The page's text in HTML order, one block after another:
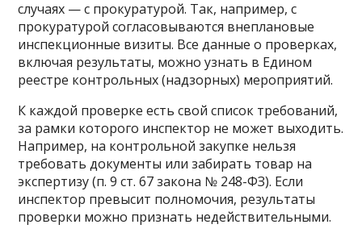
случаях — с прокуратурой. Так, например, с
прокуратурой согласовываются внеплановые
инспекционные визиты. Все данные о проверках,
включая результаты, можно узнать в Едином
реестре контрольных (надзорных) мероприятий.
К каждой проверке есть свой список требований,
за рамки которого инспектор не может выходить.
Например, на контрольной закупке нельзя
требовать документы или забирать товар на
экспертизу (п. 9 ст. 67 закона № 248-ФЗ). Если
инспектор превысит полномочия, результаты
проверки можно признать недействительными.